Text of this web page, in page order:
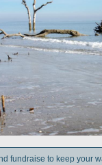
fundraise to keep your